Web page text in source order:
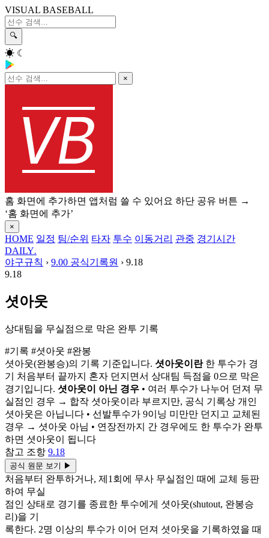
VISUAL BASEBALL
🔍
☀ ☾
×
홈 화면에 추가하면 앱처럼 쓸 수 있어요 하단 공유 버튼 →
‘홈 화면에 추가’
×
HOME 일정 팀/순위 타자 투수 이동거리 관중 경기시간
DAILY.
야구규칙 › 9.00 공식기록원 › 9.18
9.18
셧아웃
상대팀을 무실점으로 막은 완투 기록
#기록 #셧아웃 #완봉
셧아웃(완봉승)의 기록 기준입니다. 셧아웃이란한 투수가 경
기 처음부터 끝까지 혼자 던지면서 상대팀 득점을 0으로 막은
경기입니다. 셧아웃이 아닌 경우 • 여러 투수가 나누어 던져 무
실점인 경우 → 합작 셧아웃이라 부르지만, 공식 기록상 개인
셧아웃은 아닙니다 • 선발투수가 9이닝 미만만 던지고 교체된
경우 → 셧아웃 아님 • 연장전까지 간 경우에도 한 투수가 완투
하면 셧아웃이 됩니다
참고 조항 9.18
공식 원문 보기 ▶
처음부터 완투하거나, 제1회에 무사 무실점인 때에 교체 등판
하여 무실
점인 상태로 경기를 종료한 투수에게 셧아웃(shutout, 완봉승
리)을 기
록한다. 2명 이상의 투수가 이어 던져 셧아웃을 기록하였을 때